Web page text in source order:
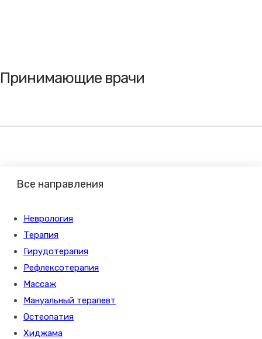
Принимающие врачи
Все направления
Неврология
Терапия
Гирудотерапия
Рефлексотерапия
Массаж
Мануальный терапевт
Остеопатия
Хиджама